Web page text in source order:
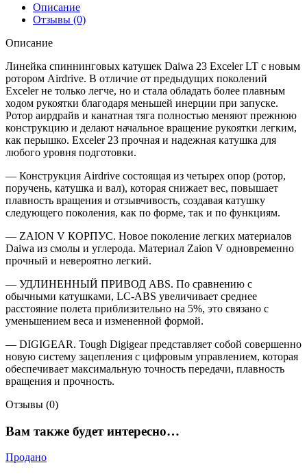
Описание
Отзывы (0)
Описание
Линейка спиннинговых катушек Daiwa 23 Exceler LT с новым
ротором Airdrive. В отличие от предыдущих поколений
Exceler не только легче, но и стала обладать более плавным
ходом рукоятки благодаря меньшей инерции при запуске.
Ротор аирдрайв и канатная тяга полностью меняют прежнюю
конструкцию и делают начальное вращение рукоятки легким,
как перышко. Exceler 23 прочная и надежная катушка для
любого уровня подготовки.
— Конструкция Airdrive состоящая из четырех опор (ротор,
поручень, катушка и вал), которая снижает вес, повышает
плавность вращения и отзывчивость, создавая катушку
следующего поколения, как по форме, так и по функциям.
— ZAION V КОРПУС. Новое поколение легких материалов
Daiwa из смолы и углерода. Материал Zaion V одновременно
прочный и невероятно легкий.
— УДЛИНЕННЫЙ ПРИВОД ABS. По сравнению с
обычными катушками, LC-ABS увеличивает среднее
расстояние полета приблизительно на 5%, это связано с
уменьшением веса и измененной формой.
— DIGIGEAR. Tough Digigear представляет собой совершенно
новую систему зацепления с цифровым управлением, которая
обеспечивает максимальную точность передачи, плавность
вращения и прочность.
Отзывы (0)
Вам также будет интересно…
Продано